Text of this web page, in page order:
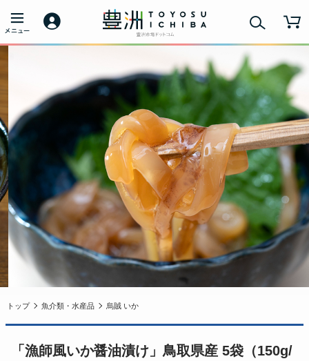
トップ 魚介類・水産品 烏賊 いか
「漁師風いか醤油漬け」鳥取県産 5袋（150g/